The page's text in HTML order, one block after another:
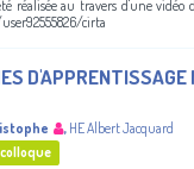
réalisée au travers d'une
cirta
D'APPRENTISSAGE
, HE Albert Jacquard